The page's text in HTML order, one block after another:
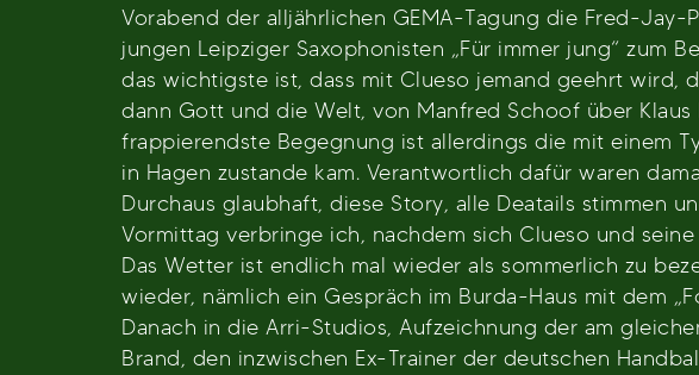
Vorabend der alljährlichen GEMA-Tagung die Fred-
jungen Leipziger Saxophonisten „Für immer jung“ zum
das wichtigste ist, dass mit Clueso jemand geehrt wird,
dann Gott und die Welt, von Manfred Schoof über
frappierendste Begegnung ist allerdings die mit einem
in Hagen zustande kam. Verantwortlich dafür waren
Durchaus glaubhaft, diese Story, alle Deatails stimmen
Vormittag verbringe ich, nachdem sich Clueso und
Das Wetter ist endlich mal wieder als sommerlich zu
wieder, nämlich ein Gespräch im Burda-Haus mit dem
Danach in die Arri-Studios, Aufzeichnung der am
Brand, den inzwischen Ex-Trainer der deutschen